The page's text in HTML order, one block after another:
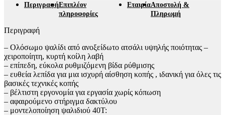
ΠεριγραφήΕπιπλέον
πληροφορίες
ΕταιρίαΑποστολή &
Πληρωμή
Περιγραφή
– Ολόσωμο ψαλίδι από ανοξείδωτο ατσάλι υψηλής ποιότητας –
χειροποίητη, κυρτή κοίλη λαβή
– επίπεδη, εύκολα ρυθμιζόμενη βίδα ρύθμισης
– ευθεία λεπίδα για μια ισχυρή αίσθηση κοπής , ιδανική για όλες τις
βασικές τεχνικές κοπής
– βέλτιστη εργονομία για εργασία χωρίς κόπωση
– αφαιρούμενο στήριγμα δακτύλου
– μοντελοποίηση ψαλιδιού 40T: